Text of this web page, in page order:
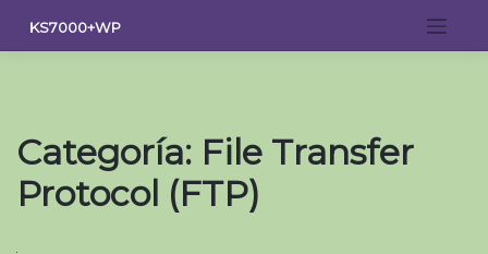
contenido
KS7000+WP
Categoría: File Transfer
Protocol (FTP)